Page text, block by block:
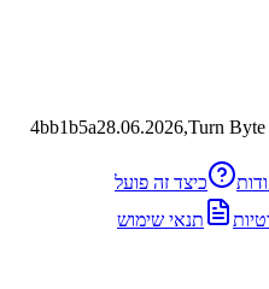
4bb1b5a28.06.2026,
זה פועל
שימוש